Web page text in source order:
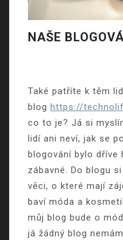
NAŠE
Také patříte k těm
blog https://
co to je? Já si
lidí ani neví, jak se
blogování bylo dříve
zábavné. Do blogu
věci, o které mají
baví móda a
můj blog bude o
já žádný blog